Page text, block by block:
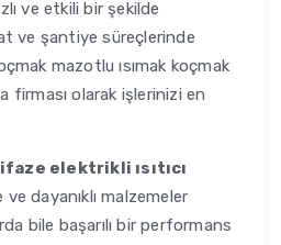
ve etkili bir şekilde
ve şantiye süreçlerinde
mazotlu ısımak koçmak
firması olarak işlerinizi en
elektrikli ısıtıcı
ve dayanıklı malzemeler
bile başarılı bir performans